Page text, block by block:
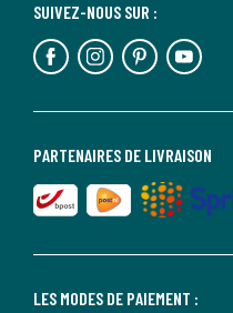
LES MODES DE PAIEMENT :
PARTENAIRES DE LIVRAISON
SUIVEZ-NOUS SUR :